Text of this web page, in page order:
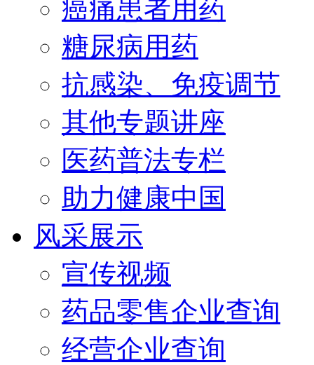
癌痛患者用药
糖尿病用药
抗感染、免疫调节
其他专题讲座
医药普法专栏
助力健康中国
风采展示
宣传视频
药品零售企业查询
经营企业查询